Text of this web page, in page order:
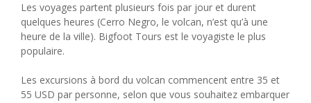
Les voyages partent plusieurs fois par jour et durent
quelques heures (Cerro Negro, le volcan, n’est qu’à une
heure de la ville). Bigfoot Tours est le voyagiste le plus
populaire.
Les excursions à bord du volcan commencent entre 35 et
55 USD par personne, selon que vous souhaitez embarquer